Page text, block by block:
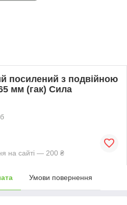
посилений з подвійною
мм (гак) Сила
на сайті — 200 ₴
Умови повернення